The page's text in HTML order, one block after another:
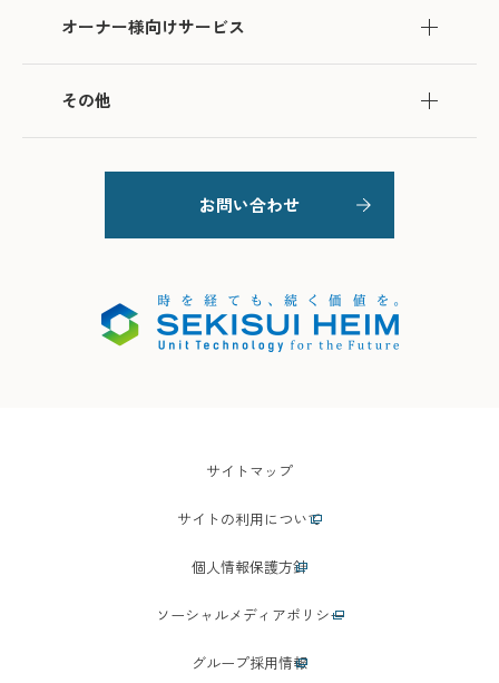
オーナー様向けサービス
その他
お問い合わせ
サイトマップ
サイトの利用について
個人情報保護方針
ソーシャルメディアポリシー
グループ採用情報